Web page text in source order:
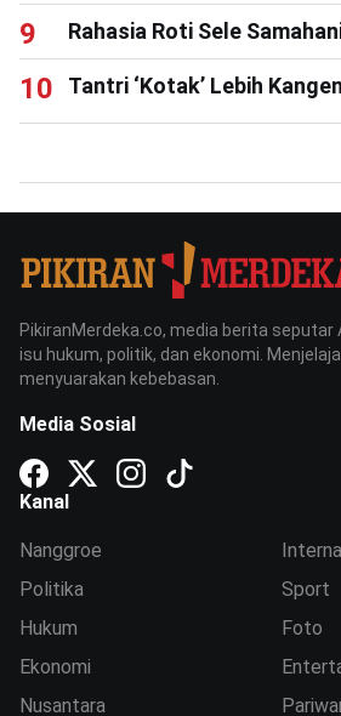
Rahasia Roti Sele
Tantri ‘Kotak’ Lebih
PikiranMerdeka.co, media berita seputar
isu hukum, politik, dan ekonomi.
menyuarakan kebebasan.
Media Sosial
Kanal
Nanggroe
Politika
Hukum
Ekonomi
Nusantara
Sport
Foto